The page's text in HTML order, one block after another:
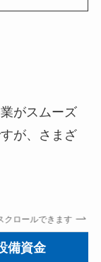
がスムーズ
が、さまざ
スクロールできます
備資金